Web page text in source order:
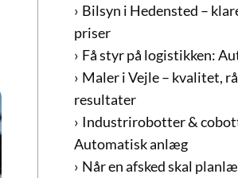
Bilsyn i Hedensted –
priser
Få styr på logistikken:
Maler i Vejle – kvalitet,
resultater
Industrirobotter &
Automatisk anlæg
Når en afsked skal